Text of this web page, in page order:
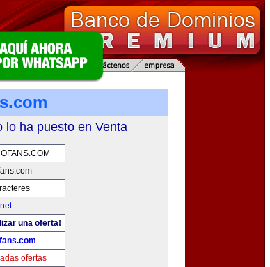
lo ha puesto en Venta
una oferta!
ofertas